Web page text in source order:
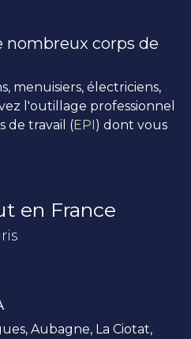
nombreux corps de
menuisiers, électriciens,
l'outillage professionnel
de travail (EPI) dont vous
en France
Aubagne, La Ciotat,